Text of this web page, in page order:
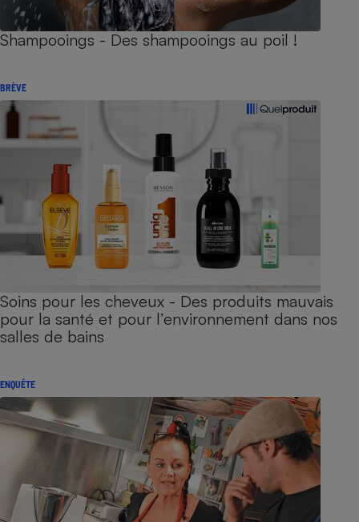
Shampooings - Des shampooings au poil !
BRÈVE
Soins pour les cheveux - Des produits mauvais
pour la santé et pour l’environnement dans nos
salles de bains
ENQUÊTE